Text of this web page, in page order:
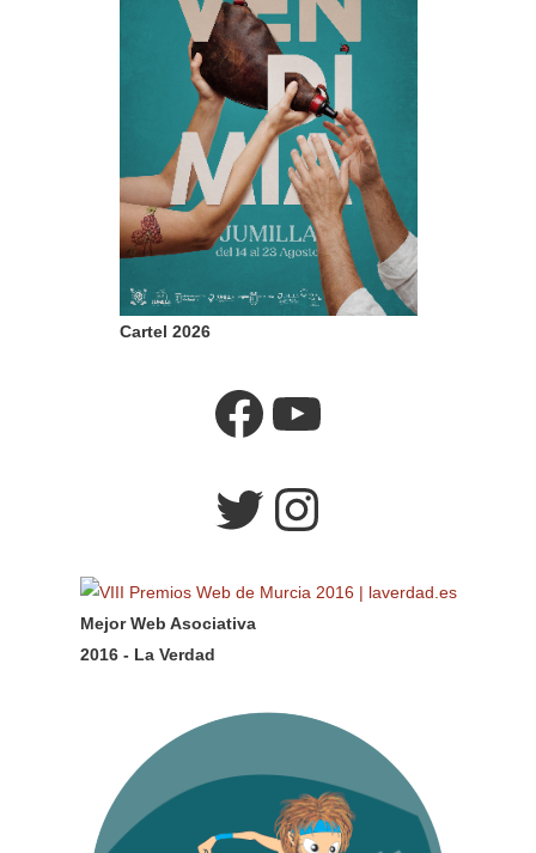
Cartel 2026
Mejor Web Asociativa
2016 - La Verdad